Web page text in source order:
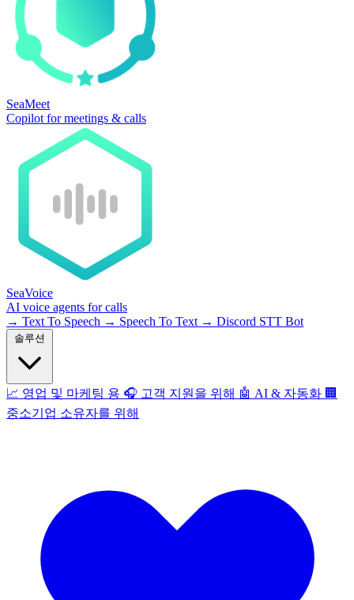
SeaMeet
Copilot for meetings & calls
SeaVoice
AI voice agents for calls
→ Text To Speech → Speech To Text → Discord STT Bot
📈 영업 및 마케팅 용 🎧 고객 지원을 위해 🤖 AI & 자동화 🏢
중소기업 소유자를 위해